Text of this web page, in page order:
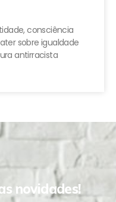
consciência
sobre igualdade
antirracista
novidades!